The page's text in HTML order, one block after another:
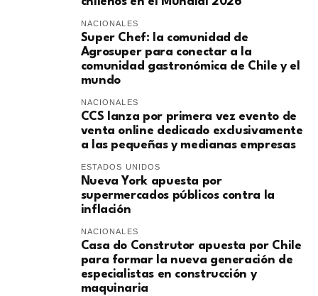
NACIONALES
Super Chef: la comunidad de
Agrosuper para conectar a la
comunidad gastronómica de Chile y el
mundo
NACIONALES
CCS lanza por primera vez evento de
venta online dedicado exclusivamente
a las pequeñas y medianas empresas
ESTADOS UNIDOS
Nueva York apuesta por
supermercados públicos contra la
inflación
NACIONALES
Casa do Construtor apuesta por Chile
para formar la nueva generación de
especialistas en construcción y
maquinaria